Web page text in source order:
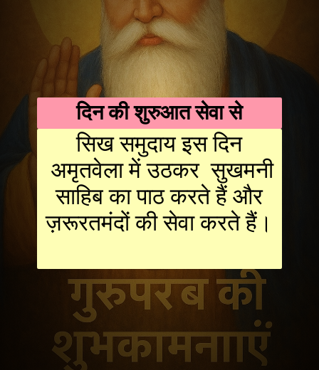
दिन की शुरुआत सेवा से
सिख समुदाय इस दिन
अमृतवेला में उठकर सुखमनी
साहिब का पाठ करते हैं और
ज़रूरतमंदों की सेवा करते हैं।